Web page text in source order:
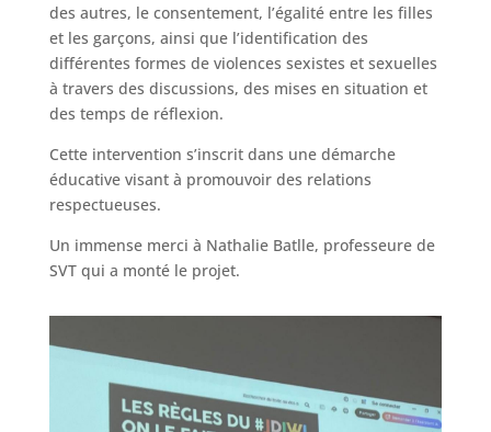
des autres, le consentement, l’égalité entre les filles
et les garçons, ainsi que l’identification des
différentes formes de violences sexistes et sexuelles
à travers des discussions, des mises en situation et
des temps de réflexion.
Cette intervention s’inscrit dans une démarche
éducative visant à promouvoir des relations
respectueuses.
Un immense merci à Nathalie Batlle, professeure de
SVT qui a monté le projet.